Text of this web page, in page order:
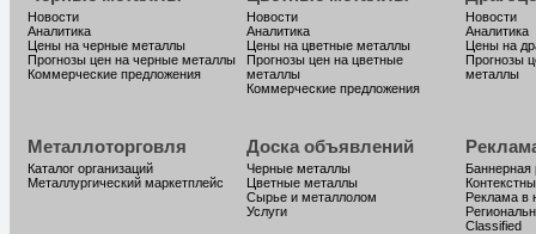
Новости
Аналитика
Цены на черные металлы
Прогнозы цен на черные металлы
Коммерческие предложения
Новости
Аналитика
Цены на цветные металлы
Прогнозы цен на цветные
металлы
Коммерческие предложения
Новости
Аналитика
Цены на
Прогнозы
металлы
Металлоторговля
Каталог организаций
Металлургический маркетплейс
Доска объявлений
Черные металлы
Цветные металлы
Сырье и металлолом
Услуги
Баннерная
Реклама в
Classified